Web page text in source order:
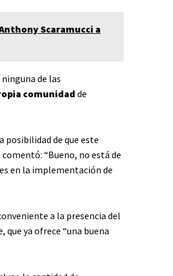
Scaramucci a
de las
comunidad de
de que este
“Bueno, no está de
en la implementación de
a la presencia del
ya ofrece “una buena